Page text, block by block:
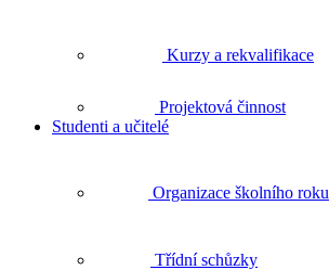
Kurzy a rekvalifikace
Projektová činnost
Studenti a učitelé
Organizace školního roku
Třídní schůzky